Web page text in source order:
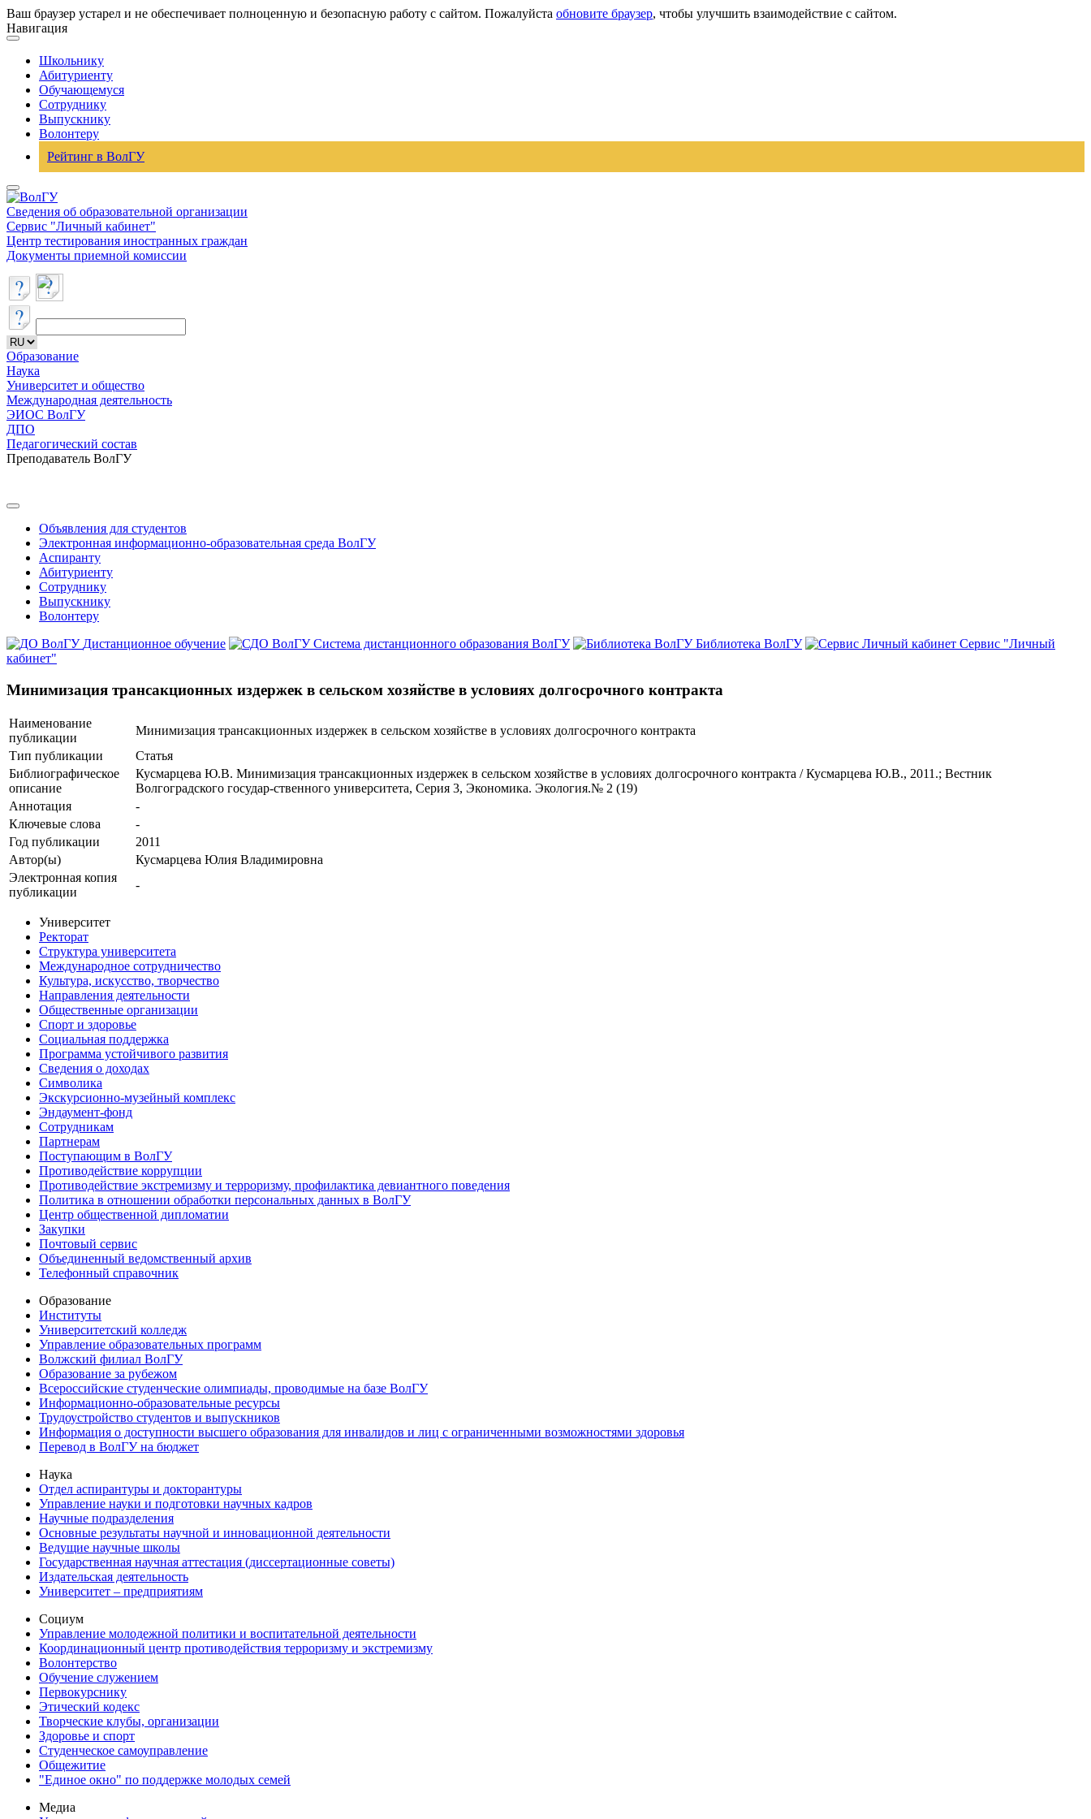
Ваш браузер устарел и не обеспечивает полноценную и безопасную работу с сайтом. Пожалуйста обновите браузер, чтобы улучшить взаимодействие с сайтом.
Навигация
Школьнику
Абитуриенту
Обучающемуся
Сотруднику
Выпускнику
Волонтеру
Рейтинг в ВолГУ
Сведения об образовательной организации
Сервис "Личный кабинет"
Центр тестирования иностранных граждан
Документы приемной комиссии
Образование
Наука
Университет и общество
Международная деятельность
ЭИОС ВолГУ
ДПО
Педагогический состав
Преподаватель ВолГУ
Объявления для студентов
Электронная информационно-образовательная среда ВолГУ
Аспиранту
Абитуриенту
Сотруднику
Выпускнику
Волонтеру
Дистанционное обучение
Система дистанционного образования ВолГУ Библиотека ВолГУ
Сервис "Личный
кабинет"
Минимизация трансакционных издержек в сельском хозяйстве в условиях долгосрочного контракта
Наименование
публикации
Минимизация трансакционных издержек в сельском хозяйстве в условиях долгосрочного контракта
Тип публикации
Статья
Библиографическое
описание
Кусмарцева Ю.В. Минимизация трансакционных издержек в сельском хозяйстве в условиях долгосрочного контракта / Кусмарцева Ю.В., 2011.; Вестник
Волгоградского государ-ственного университета, Серия 3, Экономика. Экология.№ 2 (19)
Аннотация
-
Ключевые cлова
-
Год публикации
2011
Автор(ы)
Кусмарцева Юлия Владимировна
Электронная копия
публикации
-
Университет
Ректорат
Структура университета
Международное сотрудничество
Культура, искусство, творчество
Направления деятельности
Общественные организации
Спорт и здоровье
Социальная поддержка
Программа устойчивого развития
Сведения о доходах
Символика
Экскурсионно-музейный комплекс
Эндаумент-фонд
Сотрудникам
Партнерам
Поступающим в ВолГУ
Противодействие коррупции
Противодействие экстремизму и терроризму, профилактика девиантного поведения
Политика в отношении обработки персональных данных в ВолГУ
Центр общественной дипломатии
Закупки
Почтовый сервис
Объединенный ведомственный архив
Телефонный справочник
Образование
Институты
Университетский колледж
Управление образовательных программ
Волжский филиал ВолГУ
Образование за рубежом
Всероссийские студенческие олимпиады, проводимые на базе ВолГУ
Информационно-образовательные ресурсы
Трудоустройство студентов и выпускников
Информация о доступности высшего образования для инвалидов и лиц с ограниченными возможностями здоровья
Перевод в ВолГУ на бюджет
Наука
Отдел аспирантуры и докторантуры
Управление науки и подготовки научных кадров
Научные подразделения
Основные результаты научной и инновационной деятельности
Ведущие научные школы
Государственная научная аттестация (диссертационные советы)
Издательская деятельность
Университет – предприятиям
Социум
Управление молодежной политики и воспитательной деятельности
Координационный центр противодействия терроризму и экстремизму
Волонтерство
Обучение служением
Первокурснику
Этический кодекс
Творческие клубы, организации
Здоровье и спорт
Студенческое самоуправление
Общежитие
"Единое окно" по поддержке молодых семей
Медиа